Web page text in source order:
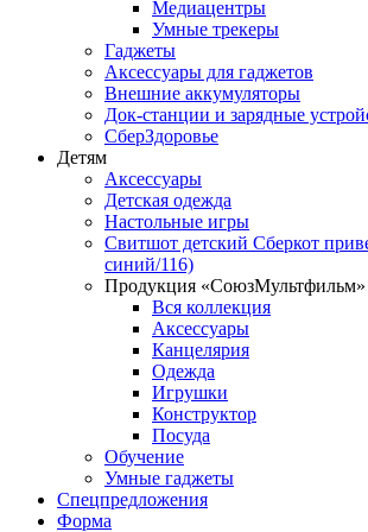
Медиацентры
Умные трекеры
Гаджеты
Аксессуары для гаджетов
Внешние аккумуляторы
Док-станции и зарядные
СберЗдоровье
Детям
Аксессуары
Детская одежда
Настольные игры
Свитшот детский Сберкот
синий/116)
Продукция «СоюзМультфильм»
Вся коллекция
Аксессуары
Канцелярия
Одежда
Игрушки
Конструктор
Посуда
Обучение
Умные гаджеты
Спецпредложения
Форма